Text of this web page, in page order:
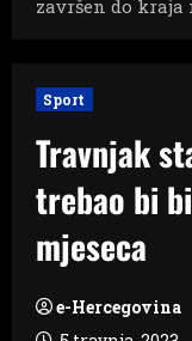
završen do kraja
Sport
Travnjak
trebao bi
mjeseca
e-Hercegovina